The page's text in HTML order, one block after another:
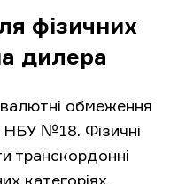
фізичних
дилера
обмеження
НБУ №18. Фізичні
транскордонні
категоріях.